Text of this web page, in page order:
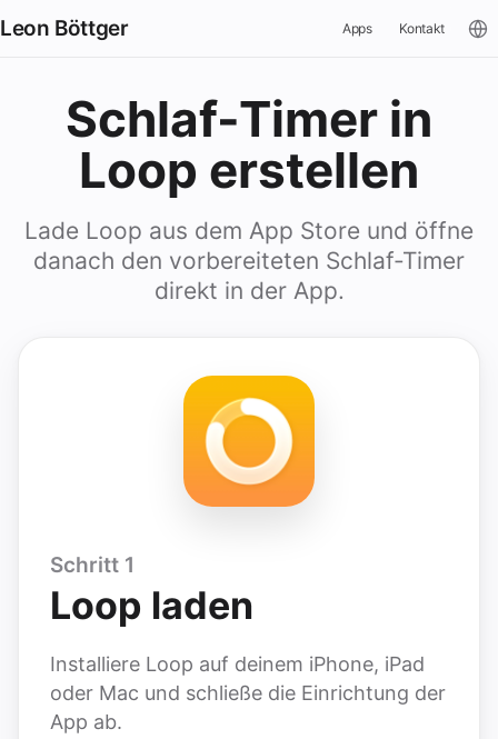
Leon Böttger Apps Kontakt
Schlaf-Timer in
Loop erstellen
Lade Loop aus dem App Store und öffne
danach den vorbereiteten Schlaf-Timer
direkt in der App.
Schritt 1
Loop laden
Installiere Loop auf deinem iPhone, iPad
oder Mac und schließe die Einrichtung der
App ab.